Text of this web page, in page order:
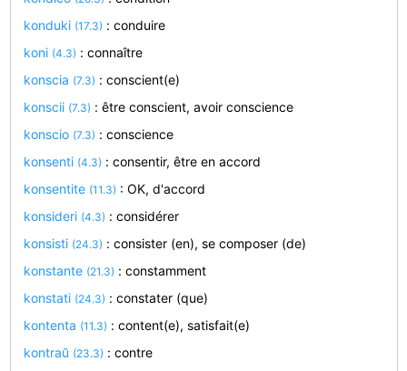
konduki (17.3) : conduire
koni (4.3) : connaître
konscia (7.3) : conscient(e)
konscii (7.3) : être conscient, avoir conscience
konscio (7.3) : conscience
konsenti (4.3) : consentir, être en accord
konsentite (11.3) : OK, d'accord
konsideri (4.3) : considérer
konsisti (24.3) : consister (en), se composer (de)
konstante (21.3) : constamment
konstati (24.3) : constater (que)
kontenta (11.3) : content(e), satisfait(e)
kontraŭ (23.3) : contre